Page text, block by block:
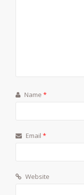
Name*
Email*
Website